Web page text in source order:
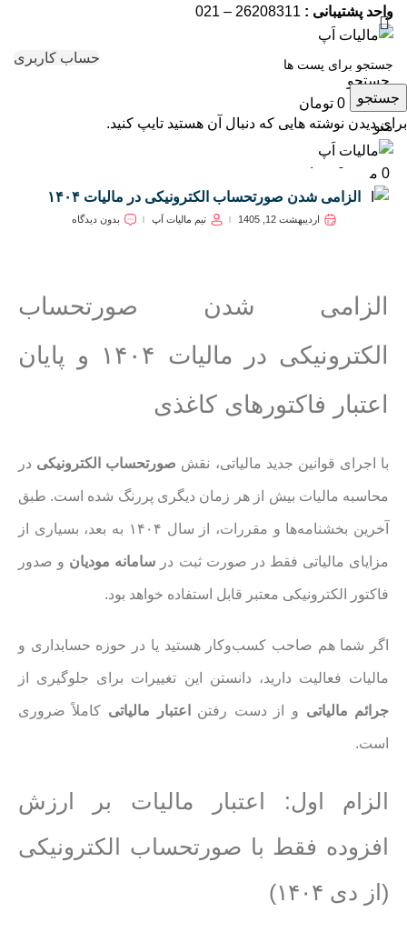
واحد پشتیبانی :
حساب کاربری
جستجو
0 مورد 0 تومان
منو
0 مورد 0
تومان
الزامی شدن صورتحساب الکترونیکی در مالیات ۱۴۰۴
اردیبهشت 12, 1405 تیم مالیات اَپ بدون دیدگاه
الزامی شدن صورتحساب
الکترونیکی در مالیات ۱۴۰۴ و پایان
اعتبار فاکتورهای کاغذی
با اجرای قوانین جدید مالیاتی، نقش صورتحساب الکترونیکی در
محاسبه مالیات بیش از هر زمان دیگری پررنگ شده است. طبق
آخرین بخشنامه‌ها و مقررات، از سال ۱۴۰۴ به بعد، بسیاری از
مزایای مالیاتی فقط در صورت ثبت در سامانه مودیان و صدور
فاکتور الکترونیکی معتبر قابل استفاده خواهد بود.
اگر شما هم صاحب کسب‌وکار هستید یا در حوزه حسابداری و
مالیات فعالیت دارید، دانستن این تغییرات برای جلوگیری از
جرائم مالیاتی و از دست رفتن اعتبار مالیاتی کاملاً ضروری
است.
الزام اول: اعتبار مالیات بر ارزش
افزوده فقط با صورتحساب الکترونیکی
(از دی ۱۴۰۴)
جستجو
برای دیدن نوشته هایی که دنبال آن هستید تایپ کنید.